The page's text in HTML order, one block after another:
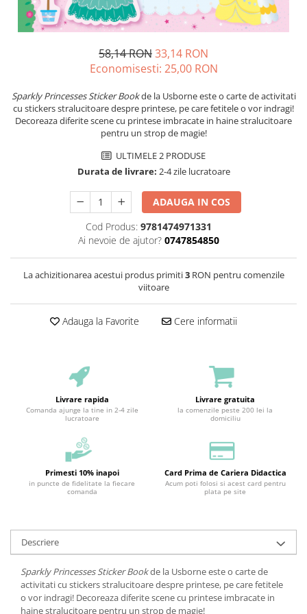
58,14 RON33,14 RON
Economisesti: 25,00 RON
Sparkly Princesses Sticker Bookde la Usborne este o carte de activitati
cu stickers stralucitoare despre printese, pe care fetitele o vor indragi!
Decoreaza diferite scene cu printese imbracate in haine stralucitoare
pentru un strop de magie!
ULTIMELE 2 PRODUSE
Durata de livrare: 2-4 zile lucratoare
ADAUGA IN COS
Cod Produs: 9781474971331
Ai nevoie de ajutor? 0747854850
La achizitionarea acestui produs primiti3RON pentru comenzile
viitoare
Adauga la Favorite Cere informatii
Livrare rapida
Comanda ajunge la tine in 2-4 zile
lucratoare
Livrare gratuita
la comenzile peste 200 lei la
domiciliu
Primesti 10% inapoi
in puncte de fidelitate la fiecare
comanda
Card Prima de Cariera Didactica
Acum poti folosi si acest card pentru
plata pe site
Descriere
Sparkly Princesses Sticker Bookde la Usborne este o carte de
activitati cu stickers stralucitoare despre printese, pe care fetitele
o vor indragi! Decoreaza diferite scene cu printese imbracate in
haine stralucitoare pentru un strop de magie!